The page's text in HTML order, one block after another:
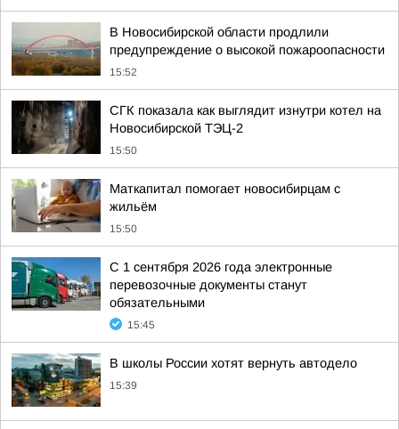
В Новосибирской области продлили
предупреждение о высокой пожароопасности
15:52
СГК показала как выглядит изнутри котел на
Новосибирской ТЭЦ-2
15:50
Маткапитал помогает новосибирцам с
жильём
15:50
С 1 сентября 2026 года электронные
перевозочные документы станут
обязательными
15:45
В школы России хотят вернуть автодело
15:39